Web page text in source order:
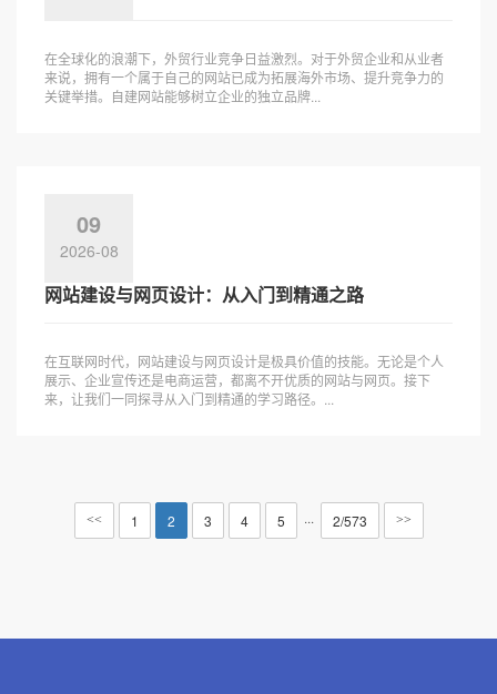
在全球化的浪潮下，外贸行业竞争日益激烈。对于外贸企业和从业者
来说，拥有一个属于自己的网站已成为拓展海外市场、提升竞争力的
关键举措。自建网站能够树立企业的独立品牌...
09
2026-08
网站建设与网页设计：从入门到精通之路
在互联网时代，网站建设与网页设计是极具价值的技能。无论是个人
展示、企业宣传还是电商运营，都离不开优质的网站与网页。接下
来，让我们一同探寻从入门到精通的学习路径。...
<< 1 2 3 4 5 ··· 2/573 >>